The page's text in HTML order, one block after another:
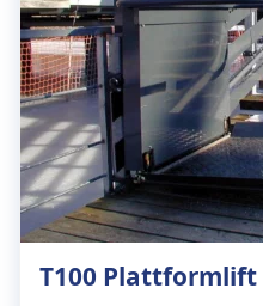
T100 Plattformlift